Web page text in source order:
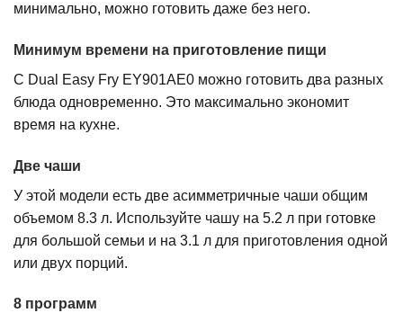
минимально, можно готовить даже без него.
Минимум времени на приготовление пищи
С Dual Easy Fry EY901AE0 можно готовить два разных
блюда одновременно. Это максимально экономит
время на кухне.
Две чаши
У этой модели есть две асимметричные чаши общим
объемом 8.3 л. Используйте чашу на 5.2 л при готовке
для большой семьи и на 3.1 л для приготовления одной
или двух порций.
8 программ